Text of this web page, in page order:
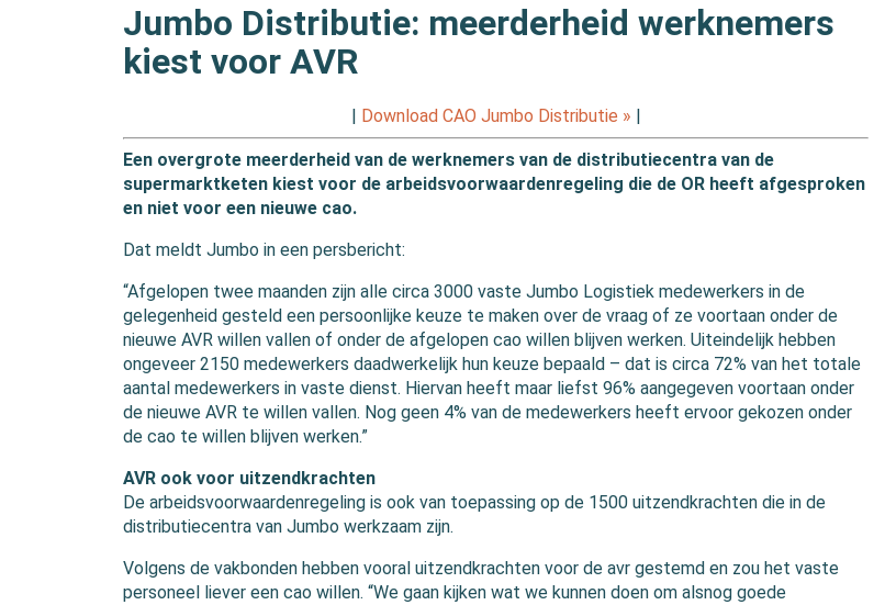
Jumbo Distributie: meerderheid werknemers
kiest voor AVR
Download CAO Jumbo Distributie »
Een overgrote meerderheid van de werknemers van de distributiecentra van de
supermarktketen kiest voor de arbeidsvoorwaardenregeling die de OR heeft afgesproken
en niet voor een nieuwe cao.
Dat meldt Jumbo in een persbericht:
“Afgelopen twee maanden zijn alle circa 3000 vaste Jumbo Logistiek medewerkers in de
gelegenheid gesteld een persoonlijke keuze te maken over de vraag of ze voortaan onder de
nieuwe AVR willen vallen of onder de afgelopen cao willen blijven werken. Uiteindelijk hebben
ongeveer 2150 medewerkers daadwerkelijk hun keuze bepaald – dat is circa 72% van het totale
aantal medewerkers in vaste dienst. Hiervan heeft maar liefst 96% aangegeven voortaan onder
de nieuwe AVR te willen vallen. Nog geen 4% van de medewerkers heeft ervoor gekozen onder
de cao te willen blijven werken.”
AVR ook voor uitzendkrachten
De arbeidsvoorwaardenregeling is ook van toepassing op de 1500 uitzendkrachten die in de
distributiecentra van Jumbo werkzaam zijn.
Volgens de vakbonden hebben vooral uitzendkrachten voor de avr gestemd en zou het vaste
personeel liever een cao willen. “We gaan kijken wat we kunnen doen om alsnog goede